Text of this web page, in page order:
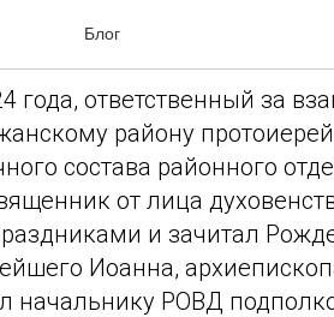
Блог
года, ответственный за
району
состава районного
от лица
и зачитал
Иоанна,
начальнику РОВД